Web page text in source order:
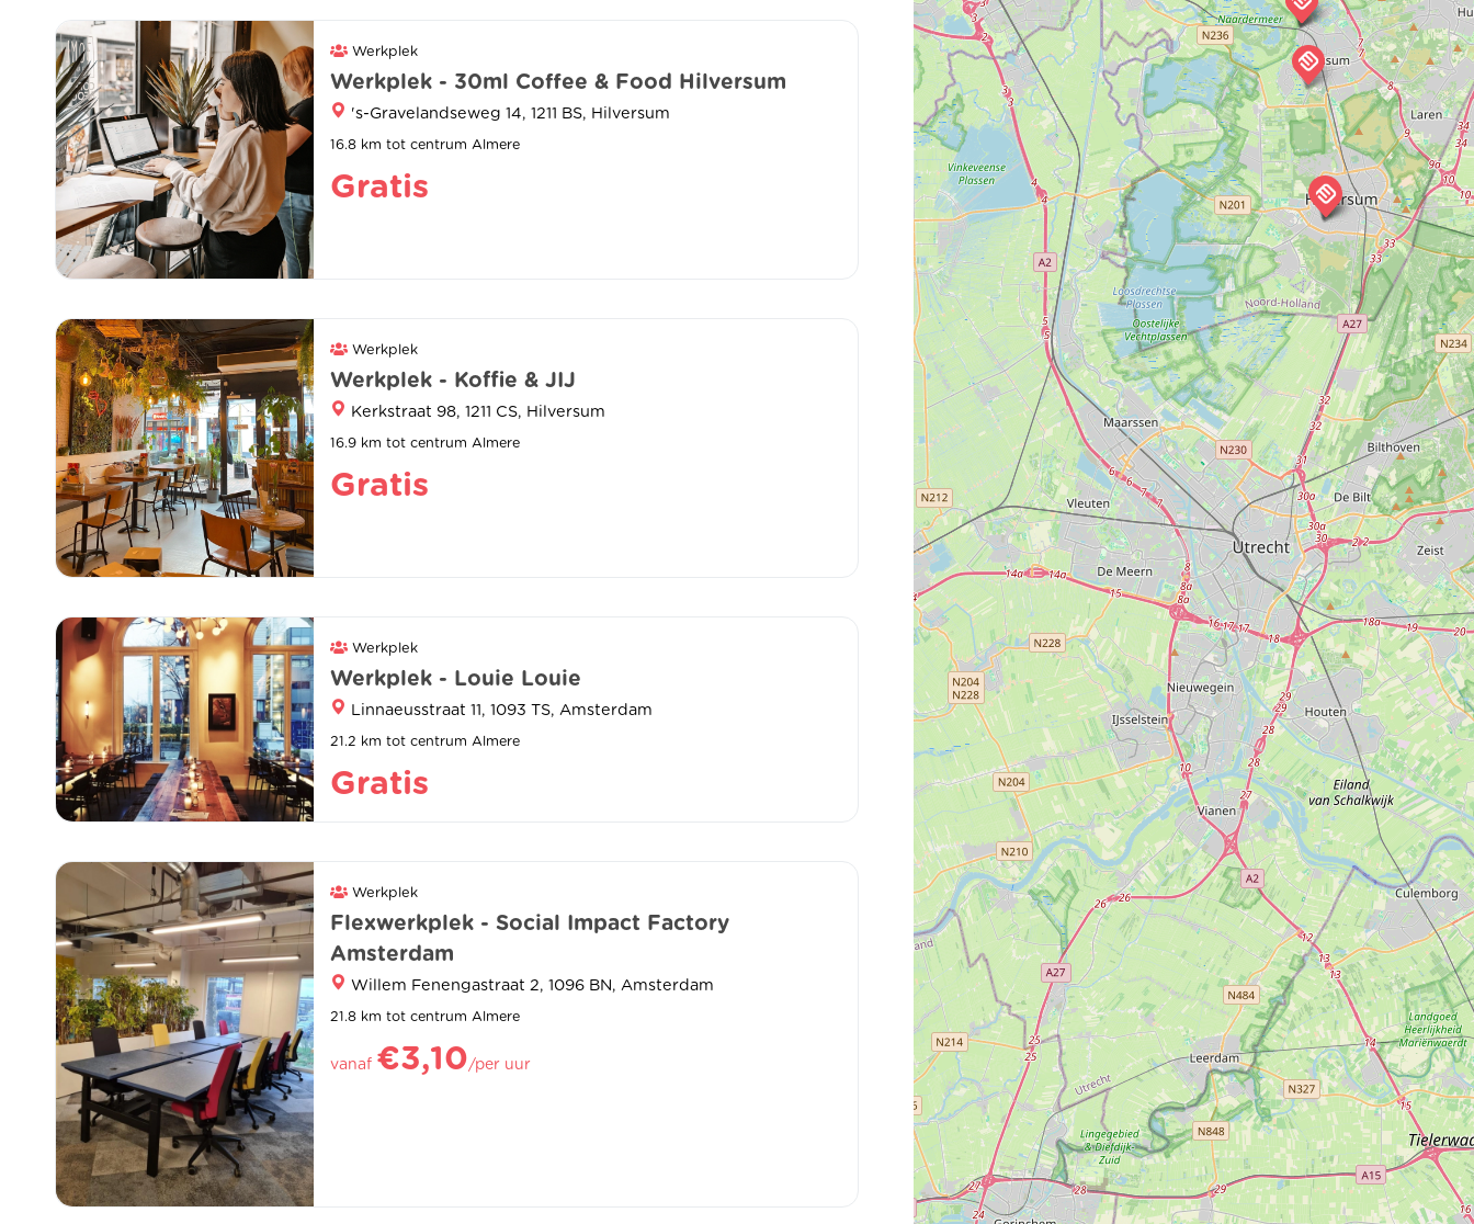
Werkplek
Werkplek - 30ml Coffee & Food Hilversum
's-Gravelandseweg 14, 1211 BS, Hilversum
16.8 km tot centrum Almere
Gratis
Werkplek
Werkplek - Koffie & JIJ
Kerkstraat 98, 1211 CS, Hilversum
16.9 km tot centrum Almere
Gratis
Werkplek
Werkplek - Louie Louie
Linnaeusstraat 11, 1093 TS, Amsterdam
21.2 km tot centrum Almere
Gratis
Werkplek
Flexwerkplek - Social Impact Factory
Amsterdam
Willem Fenengastraat 2, 1096 BN, Amsterdam
21.8 km tot centrum Almere
vanaf €3,10/per uur